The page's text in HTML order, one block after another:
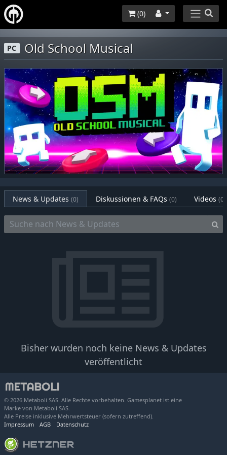
(0)
PC Old School Musical
News & Updates (0) Diskussionen & FAQs (0) Videos (0)
Bisher wurden noch keine News & Updates
veröffentlicht
© 2026 Metaboli SAS. Alle Rechte vorbehalten. Gamesplanet ist eine
Marke von Metaboli SAS.
Alle Preise inklusive Mehrwertsteuer (sofern zutreffend).
Impressum
AGB Datenschutz